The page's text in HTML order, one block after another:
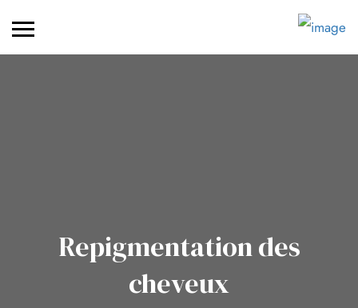
Repigmentation des
cheveux